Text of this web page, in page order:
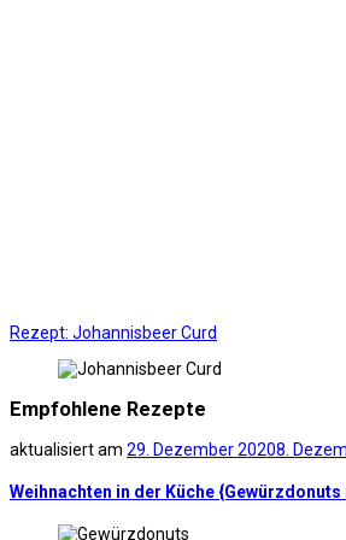
Rezept: Johannisbeer Curd
Empfohlene Rezepte
aktualisiert am 29. Dezember 20208.
Weihnachten in der Küche